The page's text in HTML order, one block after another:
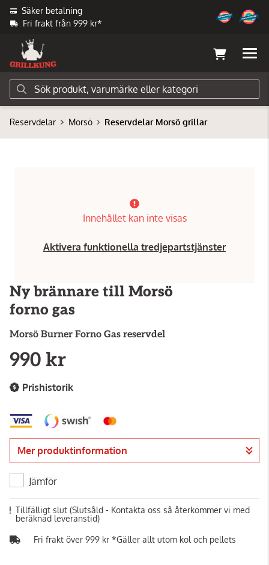
Säker betalning
Fri frakt från 999 kr*
Reservdelar Morsö Reservdelar Morsö grillar
Innehållet kan inte visas
Aktivera funktionella tredjepartstjänster
Ny brännare till Morsö
forno gas
Morsö Burner Forno Gas reservdel
990 kr
Prishistorik
Mer produktinformation
Jämför
Tillfälligt slut (Slutsåld - Kontakta oss så återkommer vi med
beräknad leveranstid)
Fri frakt över 999 kr *Gäller allt utom kol och pellets